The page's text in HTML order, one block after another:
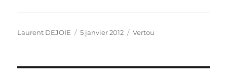
Auteur
Laurent DEJOIE
Publié
5 janvier 2012 Catégories
Vertou